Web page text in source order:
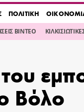
ΠΟΛΙΤΙΚΗ
ΒΙΝΤΕΟ
Βόλο